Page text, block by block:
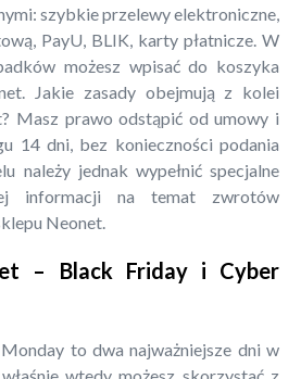
szybkie przelewy elektroniczne,
PayU, BLIK, karty płatnicze. W
możesz wpisać do koszyka
Jakie zasady obejmują z kolei
Masz prawo odstąpić od umowy i
14 dni, bez konieczności podania
należy jednak wypełnić specjalne
informacji na temat zwrotów
Neonet.
– Black Friday i Cyber
to dwa najważniejsze dni w